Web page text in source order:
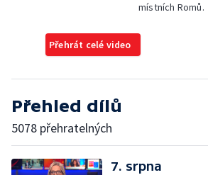
místních Romů.
Přehrát celé video
Přehled dílů
5078 přehratelných
7. srpna